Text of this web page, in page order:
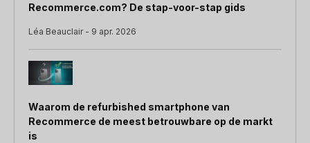
Recommerce.com? De stap-voor-stap gids
Léa Beauclair - 9 apr. 2026
Waarom de refurbished smartphone van
Recommerce de meest betrouwbare op de markt
is